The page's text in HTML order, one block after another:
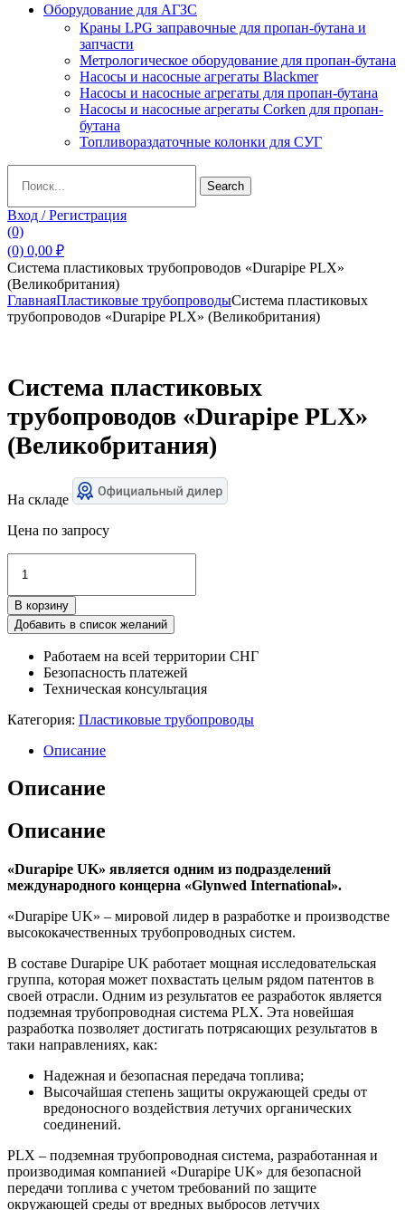
Оборудование для АГЗС
Краны LPG заправочные для пропан-бутана и
запчасти
Метрологическое оборудование для пропан-бутана
Насосы и насосные агрегаты Blackmer
Насосы и насосные агрегаты для пропан-бутана
Насосы и насосные агрегаты Corken для пропан-
бутана
Топливораздаточные колонки для СУГ
for:
Search
Вход / Регистрация
(0)
(0) 0,00 ₽
Система пластиковых трубопроводов «Durapipe PLX»
(Великобритания)
ГлавнаяПластиковые трубопроводыСистема пластиковых
трубопроводов «Durapipe PLX» (Великобритания)
Система пластиковых
трубопроводов «Durapipe PLX»
(Великобритания)
На складе
Цена по запросу
товара
Система
пластиковых
трубопроводов
PLX»
(Великобритания)
В корзину
Добавить в список желаний
Работаем на всей территории СНГ
Безопасность платежей
Техническая консультация
Категория: Пластиковые трубопроводы
Описание
Описание
Описание
«Durapipe UK» является одним из подразделений
международного концерна «Glynwed International».
«Durapipe UK» – мировой лидер в разработке и производстве
высококачественных трубопроводных систем.
В составе Durapipe UK работает мощная исследовательская
группа, которая может похвастать целым рядом патентов в
своей отрасли. Одним из результатов ее разработок является
подземная трубопроводная система PLX. Эта новейшая
разработка позволяет достигать потрясающих результатов в
таки направлениях, как:
Надежная и безопасная передача топлива;
Высочайшая степень защиты окружающей среды от
вредоносного воздействия летучих органических
соединений.
PLX – подземная трубопроводная система, разработанная и
производимая компанией «Durapipe UK» для безопасной
передачи топлива с учетом требований по защите
окружающей среды от вредных выбросов летучих